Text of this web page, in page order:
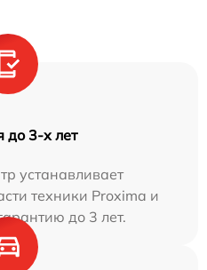
до 3-х лет
устанавливает
техники Proxima и
до 3 лет.